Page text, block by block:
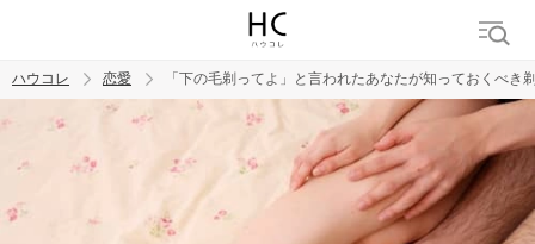
ハウコレ 恋愛 「下の毛剃ってよ」と言われたあなたが知っておくべき